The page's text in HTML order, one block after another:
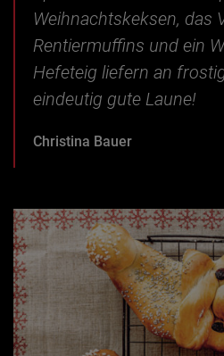
Weihnachtskeksen, das
Rentiermuffins und ein
Hefeteig liefern an
eindeutig gute Laune!
Christina Bauer